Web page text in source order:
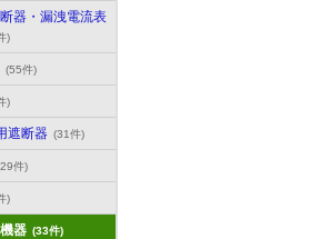
器・漏洩電流表
)
(55件)
)
遮断器 (31件)
件)
)
器 (33件)